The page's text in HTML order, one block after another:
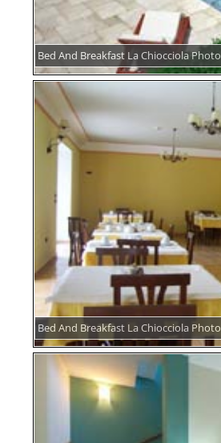
Bed And Breakfast La Chiocciola Photo
Bed And Breakfast La Chiocciola Photo